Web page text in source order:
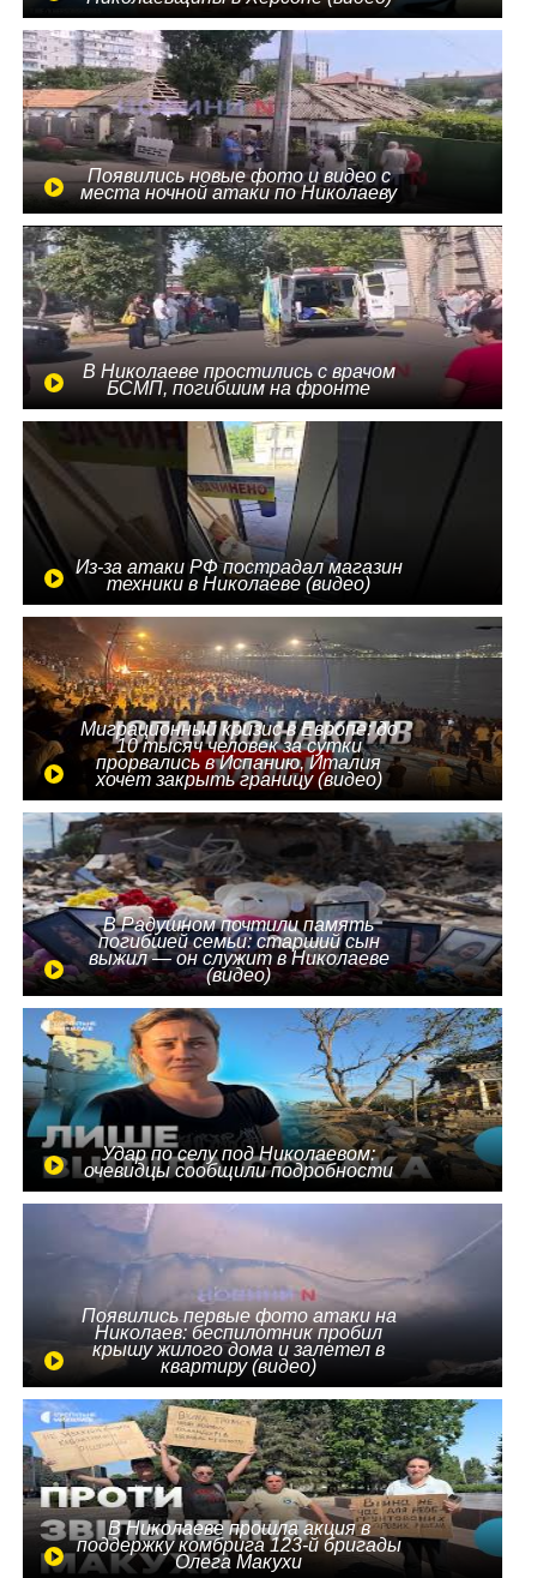
Появились новые фото и видео с
места ночной атаки по Николаеву
В Николаеве простились с врачом
БСМП, погибшим на фронте
Из-за атаки РФ пострадал магазин
техники в Николаеве (видео)
Миграционный кризис в Европе: до
10 тысяч человек за сутки
прорвались в Испанию, Италия
хочет закрыть границу (видео)
В Радушном почтили память
погибшей семьи: старший сын
выжил — он служит в Николаеве
(видео)
Удар по селу под Николаевом:
очевидцы сообщили подробности
Появились первые фото атаки на
Николаев: беспилотник пробил
крышу жилого дома и залетел в
квартиру (видео)
В Николаеве прошла акция в
поддержку комбрига 123-й бригады
Олега Макухи